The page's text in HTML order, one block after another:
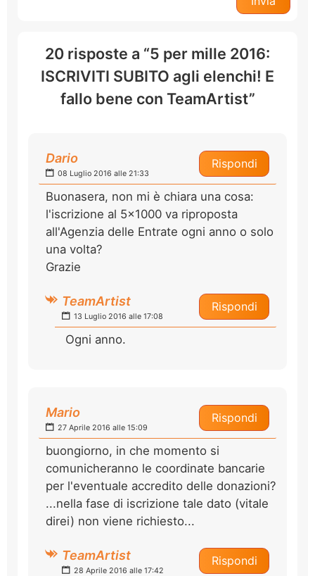
20 risposte a “5 per mille 2016:
ISCRIVITI SUBITO agli elenchi! E
fallo bene con TeamArtist”
Rispondi
Dario
08 Luglio 2016 alle 21:33
Buonasera, non mi è chiara una cosa:
l'iscrizione al 5x1000 va riproposta
all'Agenzia delle Entrate ogni anno o solo
una volta?
Grazie
Rispondi
TeamArtist
13 Luglio 2016 alle 17:08
Ogni anno.
Rispondi
Mario
27 Aprile 2016 alle 15:09
buongiorno, in che momento si
comunicheranno le coordinate bancarie
per l'eventuale accredito delle donazioni?
...nella fase di iscrizione tale dato (vitale
direi) non viene richiesto...
Rispondi
TeamArtist
28 Aprile 2016 alle 17:42